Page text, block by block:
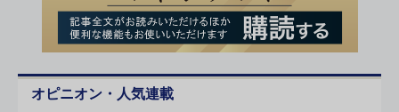
オピニオン・人気連載